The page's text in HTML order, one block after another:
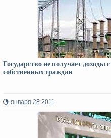
Государство не получает доходы
собственных граждан
января 28 2011